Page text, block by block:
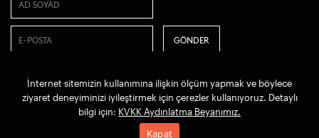
© 2018 imece. Tüm hakları saklıdır
KVKK Aydınlatma Beyanı
İnternet sitemizin kullanımına ilişkin ölçüm yapmak ve böylece
ziyaret deneyiminizi iyileştirmek için çerezler kullanıyoruz. Detaylı
bilgi için: KVKK Aydınlatma Beyanımız.
Kapat